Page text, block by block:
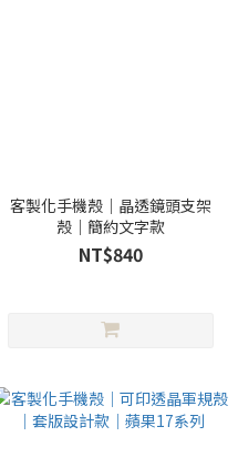
客製化手機殼｜晶透鏡頭支架
殼｜簡約文字款
NT$840